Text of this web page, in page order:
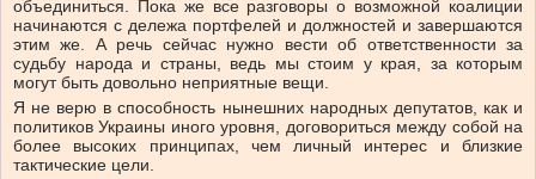
объединиться. Пока же все разговоры о возможной коалиции
начинаются с дележа портфелей и должностей и завершаются
этим же. А речь сейчас нужно вести об ответственности за
судьбу народа и страны, ведь мы стоим у края, за которым
могут быть довольно неприятные вещи.
Я не верю в способность нынешних народных депутатов, как и
политиков Украины иного уровня, договориться между собой на
более высоких принципах, чем личный интерес и близкие
тактические цели.